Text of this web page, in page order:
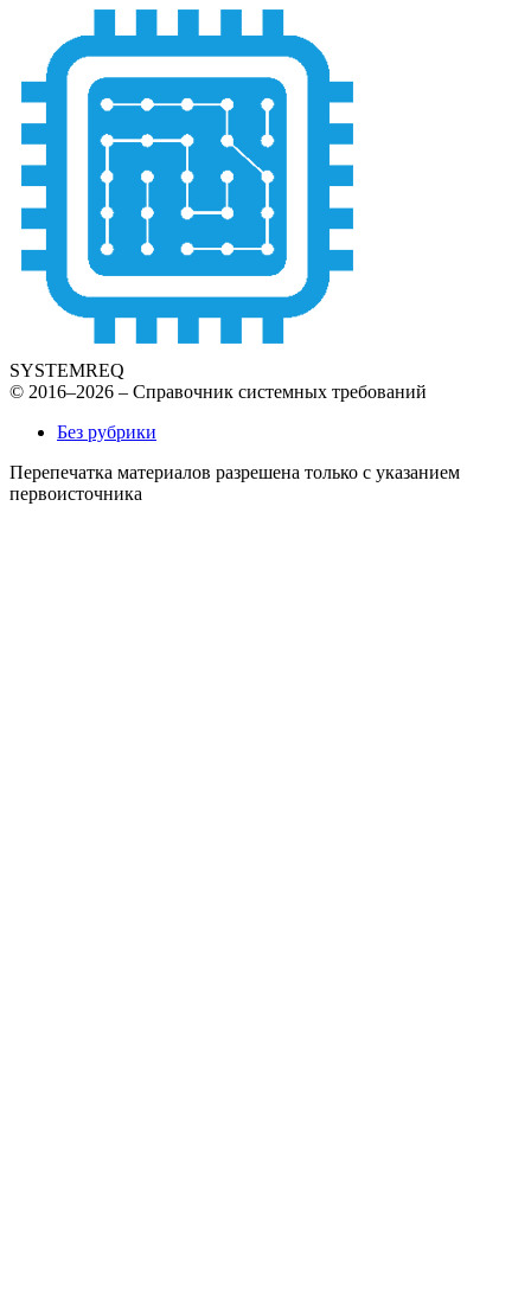
SYSTEMREQ
© 2016–2026 – Справочник системных требований
Без рубрики
Перепечатка материалов разрешена только с указанием
первоисточника